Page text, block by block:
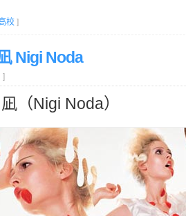
校 ]
Nigi Noda
]
（Nigi Noda）